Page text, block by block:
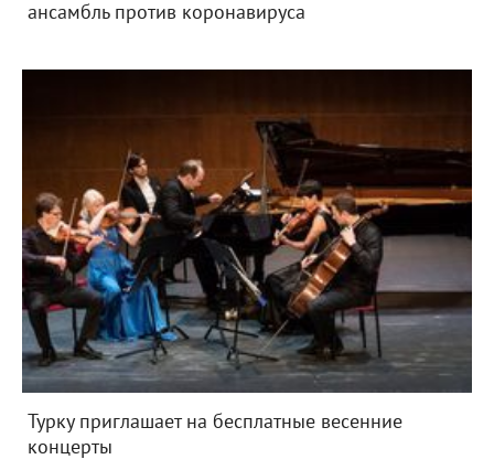
ансамбль против коронавируса
Турку приглашает на бесплатные весенние
концерты